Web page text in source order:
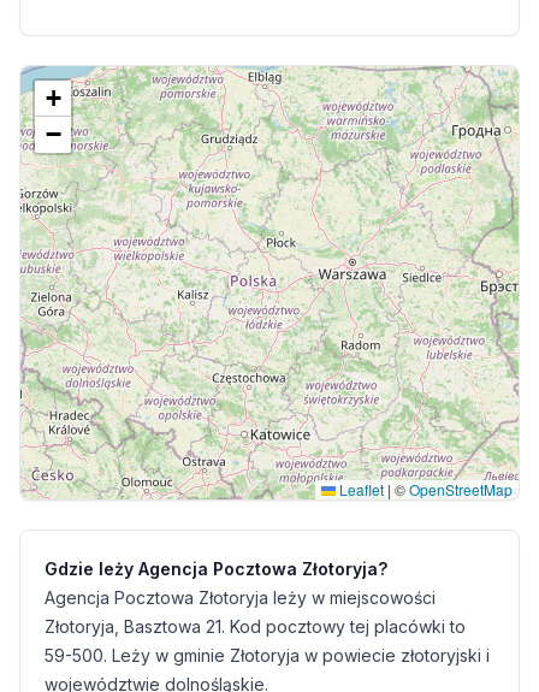
+
−
Leaflet | ©OpenStreetMap
Gdzie leży Agencja Pocztowa Złotoryja?
Agencja Pocztowa Złotoryja leży w miejscowości
Złotoryja, Basztowa 21. Kod pocztowy tej placówki to
59-500. Leży w gminie Złotoryja w powiecie złotoryjski i
województwie dolnośląskie.